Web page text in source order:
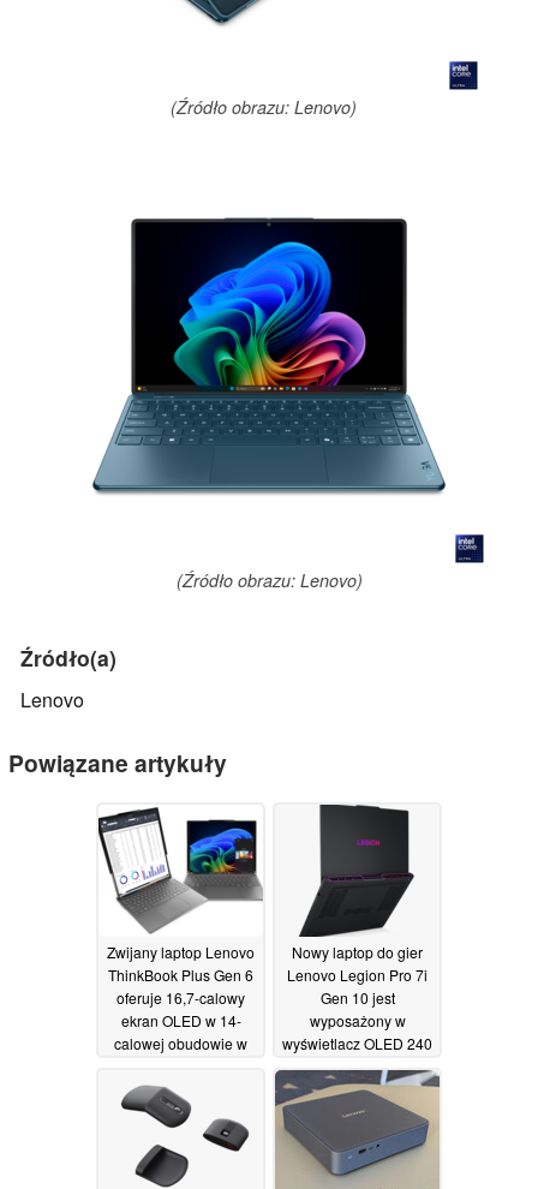
(Źródło obrazu: Lenovo)
(Źródło obrazu: Lenovo)
Źródło(a)
Lenovo
Powiązane artykuły
Zwijany laptop Lenovo
ThinkBook Plus Gen 6
oferuje 16,7-calowy
ekran OLED w 14-
calowej obudowie w
07/01/2025
Nowy laptop do gier
Lenovo Legion Pro 7i
Gen 10 jest
wyposażony w
wyświetlacz OLED 240
Hz i GeForce RTX
509007/01/2025